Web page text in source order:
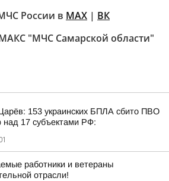
России в MAX | ВК
"МЧС Самарской области"
153 украинских БПЛА сбито ПВО
над 17 субъектами РФ:
работники и ветераны
отрасли!